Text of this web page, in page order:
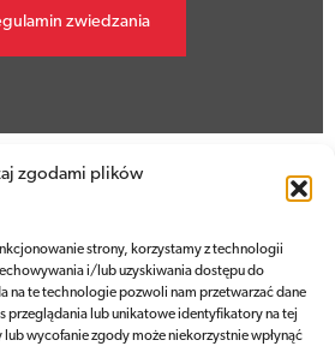
zgodami plików
strony, korzystamy z technologii
i/lub uzyskiwania dostępu do
na te technologie pozwoli nam przetwarzać dane
przeglądania lub unikatowe identyfikatory na tej
wycofanie zgody może niekorzystnie wpłynąć
zwiedzania
czasopisma
i Kopcu